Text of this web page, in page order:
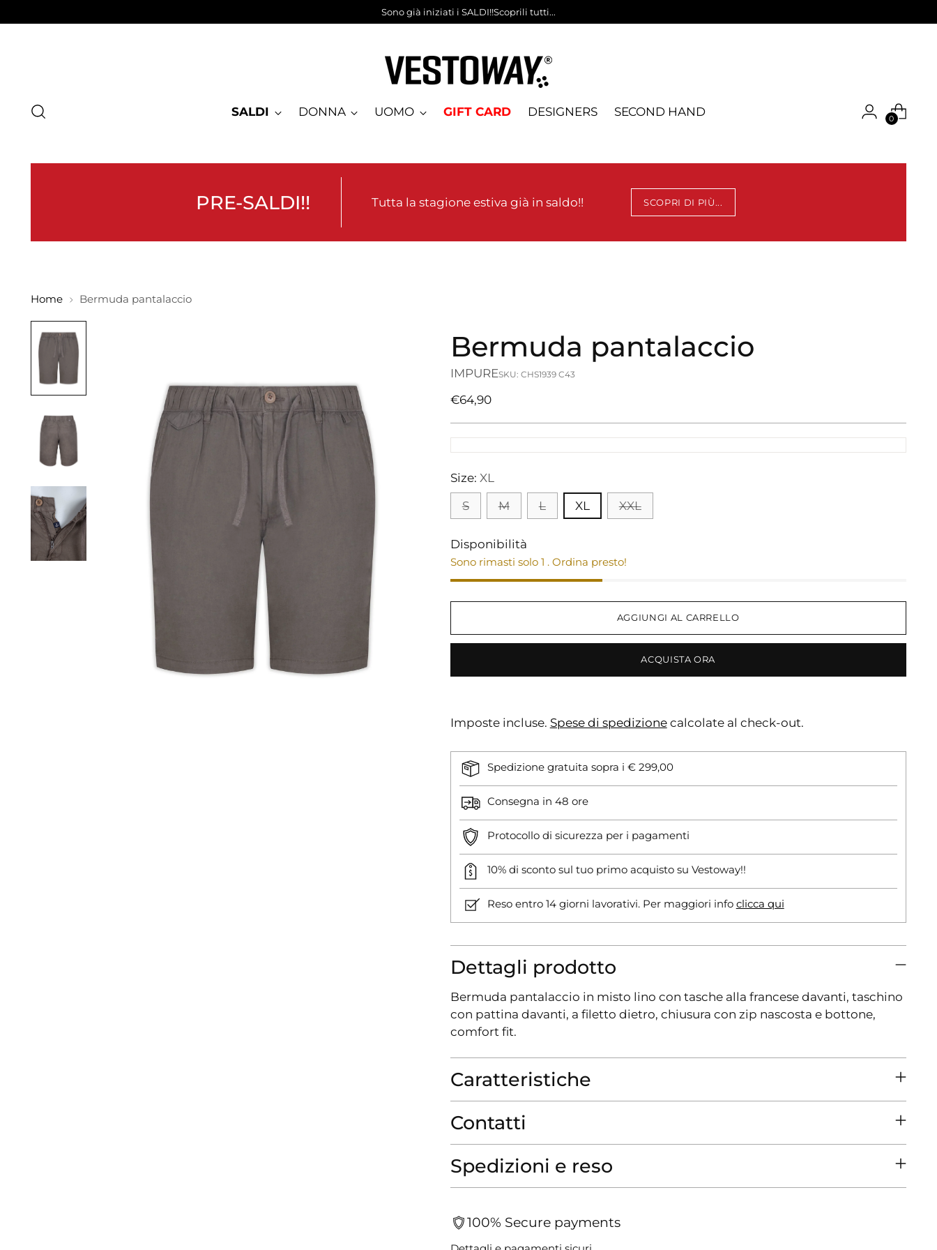
Sono già iniziati i SALDI!!Scoprili tutti...
SALDI DONNA UOMO GIFT CARD DESIGNERS SECOND HAND
0
PRE-SALDI!! Tutta la stagione estiva già in saldo!! SCOPRI DI PIÙ...
Home Bermuda pantalaccio
Bermuda pantalaccio
IMPURESKU: CHS1939 C43
Prezzo
€64,90
Size: XL
S
M L XL XXL
Disponibilità
Sono rimasti solo 1 . Ordina presto!
AGGIUNGI AL CARRELLO
ACQUISTA ORA
Imposte incluse. Spese di spedizionecalcolate al check-out.
Spedizione gratuita sopra i € 299,00
Consegna in 48 ore
Protocollo di sicurezza per i pagamenti
10% di sconto sul tuo primo acquisto su Vestoway!!
Reso entro 14 giorni lavorativi. Per maggiori info clicca qui
Dettagli prodotto
Bermuda pantalaccio in misto lino con tasche alla francese davanti, taschino
con pattina davanti, a filetto dietro, chiusura con zip nascosta e bottone,
comfort fit.
Caratteristiche
Contatti
Spedizioni e reso
100% Secure payments